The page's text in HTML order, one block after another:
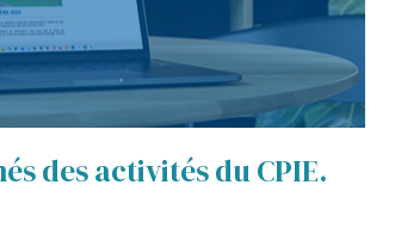
des activités du CPIE.